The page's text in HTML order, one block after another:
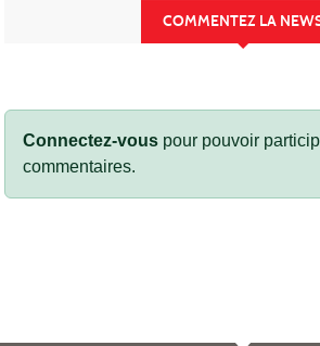
COMMENTEZ LA
Connectez-vous pour pouvoir
commentaires.